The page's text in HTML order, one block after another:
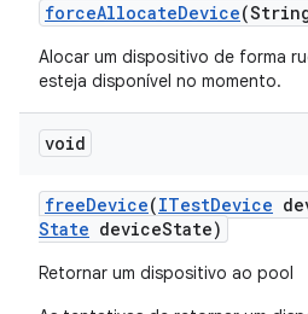
forceAllocateDevice
Alocar um dispositivo de forma
esteja disponível no momento.
void
freeDevice(ITestDevice
State deviceState)
Retornar um dispositivo ao pool